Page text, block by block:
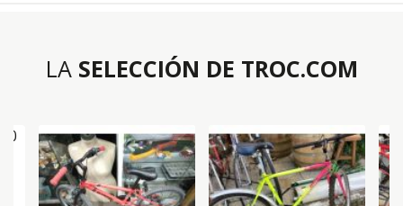
LA SELECCIÓN DE TROC.COM